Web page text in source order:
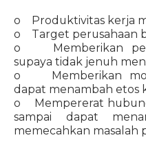
o Produktivitas kerja
o Target perusahaan
o Memberikan
supaya tidak jenuh
o Memberikan
dapat menambah etos
o Mempererat
sampai dapat
memecahkan masalah